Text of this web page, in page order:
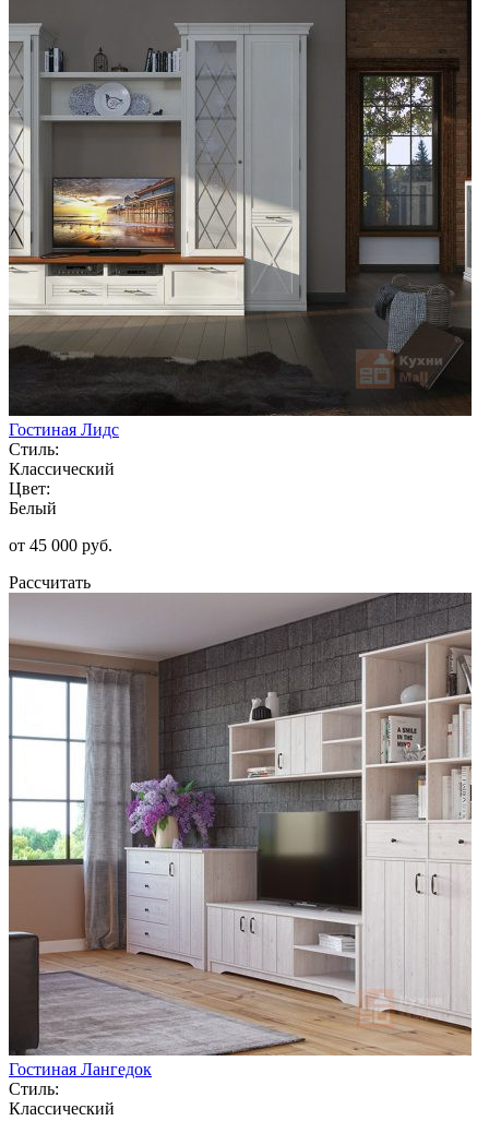
Гостиная Лидс
Стиль:
Классический
Цвет:
Белый
от 45 000 руб.
Рассчитать
Гостиная Лангедок
Стиль:
Классический